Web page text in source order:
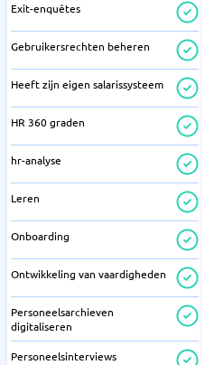
Exit-enquêtes
Gebruikersrechten beheren
Heeft zijn eigen salarissysteem
HR 360 graden
hr-analyse
Leren
Onboarding
Ontwikkeling van vaardigheden
Personeelsarchieven
digitaliseren
Personeelsinterviews